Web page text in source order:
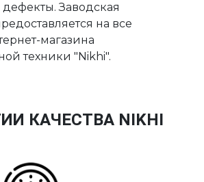
Заводская
на все
магазина
техники "Nikhi".
КАЧЕСТВА NIKHI